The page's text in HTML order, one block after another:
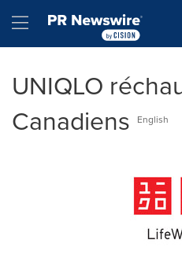
Hamburger menu
UNIQLO
Canadiens
English